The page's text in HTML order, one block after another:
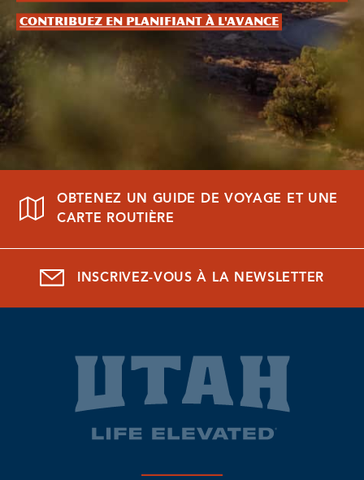
Contribuez en planifiant à l'avance
OBTENEZ UN GUIDE DE VOYAGE ET UNE
CARTE ROUTIÈRE
INSCRIVEZ-VOUS À LA NEWSLETTER